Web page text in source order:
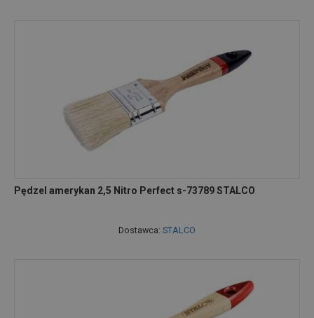
Pędzel amerykan 2,5 Nitro Perfect s-73789 STALCO
Dostawca: STALCO